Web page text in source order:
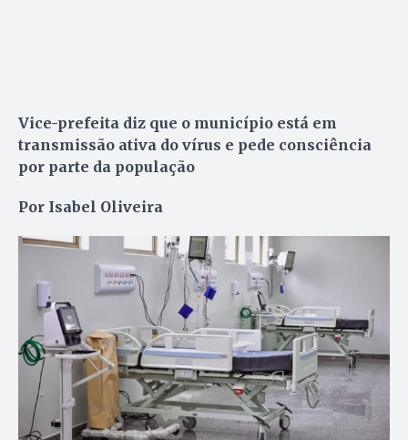
Vice-prefeita diz que o município está em
transmissão ativa do vírus e pede consciência
por parte da população
Por Isabel Oliveira